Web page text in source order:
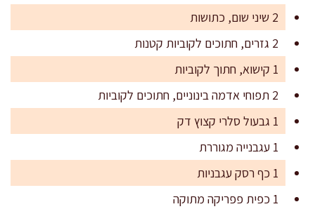
2 שיני שום, כתושות
2 גזרים, חתוכים לקוביות קטנות
1 קישוא, חתוך לקוביות
2 תפוחי אדמה בינוניים, חתוכים לקוביות
1 גבעול סלרי קצוץ דק
1 עגבנייה מגוררת
1 כף רסק עגבניות
1 כפית פפריקה מתוקה